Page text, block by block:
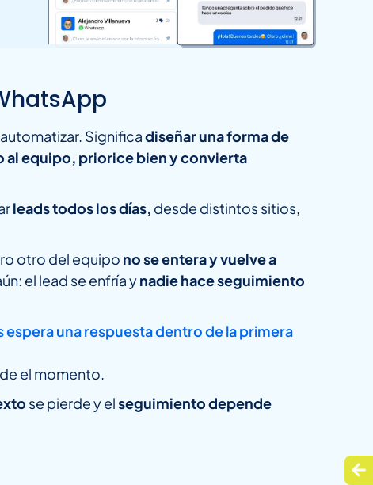
Significadiseñar una forma de
al equipo, priorice bien y convierta
leads todos los días, desde distintos sitios,
otro del equipo no se entera y vuelve a
el lead se enfría ynadie hace seguimiento
espera una respuesta dentro de la primera
el momento.
se pierde y elseguimiento depende